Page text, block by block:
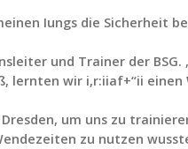
Iungs die Sicherheit
und Trainer der
lernten wir i,r:iiaf+“ii
um uns zu
zu nutzen